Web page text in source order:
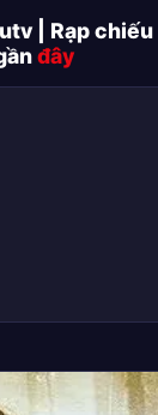
| Rạp chiếu
đây